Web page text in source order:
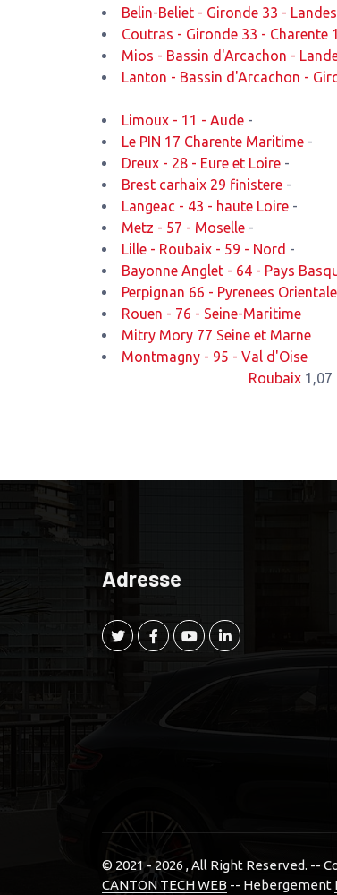
Belin-Beliet - Gironde 33 -
Coutras - Gironde 33 - Charente
Mios - Bassin d'Arcachon -
Lanton - Bassin d'Arcachon -
Limoux - 11 - Aude -
Le PIN 17 Charente Maritime -
Dreux - 28 - Eure et Loire -
Brest carhaix 29 finistere -
Langeac - 43 - haute Loire -
Metz - 57 - Moselle -
Lille - Roubaix - 59 - Nord -
Bayonne Anglet - 64 - Pays
Perpignan 66 - Pyrenees
Rouen - 76 - Seine-Maritime
Mitry Mory 77 Seine et Marne
Montmagny - 95 - Val d'Oise
1,07 Km de
Adresse
© 2021 - 2026 , All Right Reserved. --
CANTON TECH WEB -- Hebergement